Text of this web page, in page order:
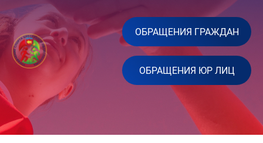
ОБРАЩЕНИЯ ГРАЖДАН
ОБРАЩЕНИЯ ЮР ЛИЦ